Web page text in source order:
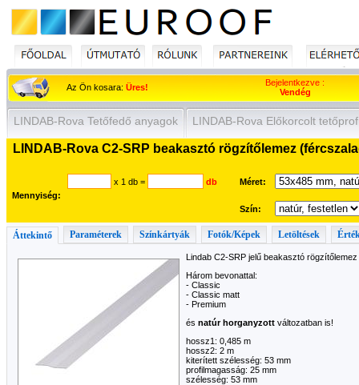
Az Ön kosara: Üres!
Bejelentkezve :
Vendég
LINDAB-Rova Tetőfedő anyagok LINDAB-Rova Előkorcolt
LINDAB-Rova C2-SRP beakasztó rögzítőlemez
Mennyiség:
x 1 db = db Méret:
Szín:
Áttekintő Paraméterek Színkártyák Fotók/Képek Letöltések
Lindab C2-SRP jelű beakasztó
Három bevonattal:
- Classic
- Classic matt
- Premium
és natúr horganyzott változatban is!
hossz1: 0,485 m
hossz2: 2 m
kiterített szélesség: 53 mm
profilmagasság: 25 mm
szélesség: 53 mm